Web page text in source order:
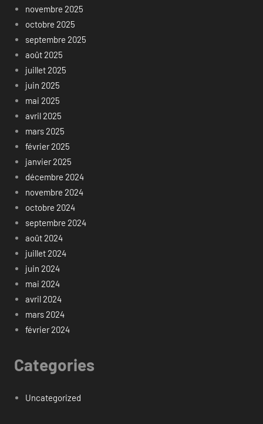
novembre 2025
octobre 2025
septembre 2025
août 2025
juillet 2025
juin 2025
mai 2025
avril 2025
mars 2025
février 2025
janvier 2025
décembre 2024
novembre 2024
octobre 2024
septembre 2024
août 2024
juillet 2024
juin 2024
mai 2024
avril 2024
mars 2024
février 2024
Categories
Uncategorized